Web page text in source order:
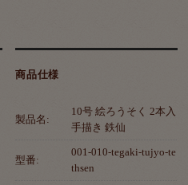
商品仕様
製品名:
10号 絵ろうそく 2本入
手描き 鉄仙
型番:
001-010-tegaki-tujyo-te
thsen